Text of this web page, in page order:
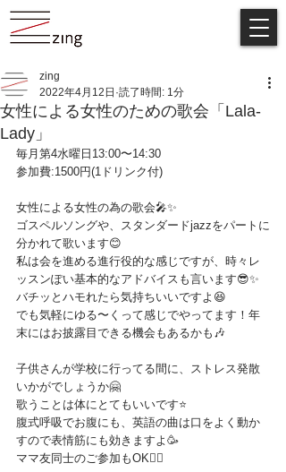
女性による女性のための歌会「Lala-
Lady」
zing
2022年4月12日 読了時間: 1分
毎月第4水曜日13:00〜14:30
参加費:1500円(1ドリンク付)
女性による女性の為の歌会🎤✨
ゴスペルソングや、スタンダードjazzをパートに
分かれて歌います😊
私は会を進める進行役的な感じですが、時々レ
ッスンぽい基本的なアドバイスも言います😎✨
バチッとハモれたら気持ちいいですよ😆
でも気軽にゆる〜くって感じでやってます！年
末にはお披露目できる機会もあるかも🎶
子供さんが学校に行ってる間に、ストレス発散
いかがでしょうか🤗
歌うことは体にとてもいいです⭐️
腹式呼吸でお腹にも、英語の曲は口をよく動か
すので表情筋にも効きますよ🥳
ママ友同士のご参加もOK🙆‍♀️